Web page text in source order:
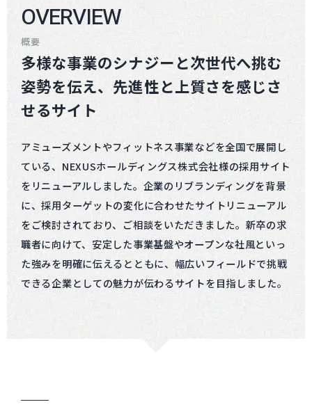
OVERVIEW
概要
多様な事業のシナジーと次世代へ挑む
姿勢を伝え、先進性と上質さを感じさ
せるサイト
アミューズメントやフィットネス事業などを全国で展開し
ている、NEXUSホールディングス株式会社様の採用サイト
をリニューアルしました。企業のリブランディングを背景
に、採用ターゲットの変化に合わせたサイトリニューアル
をご検討されており、ご相談をいただきました。新卒の求
職者に向けて、安定した事業基盤やオープンな社風といっ
た強みを明確に伝えるとともに、幅広いフィールドで挑戦
できる企業としての魅力が伝わるサイトを目指しました。